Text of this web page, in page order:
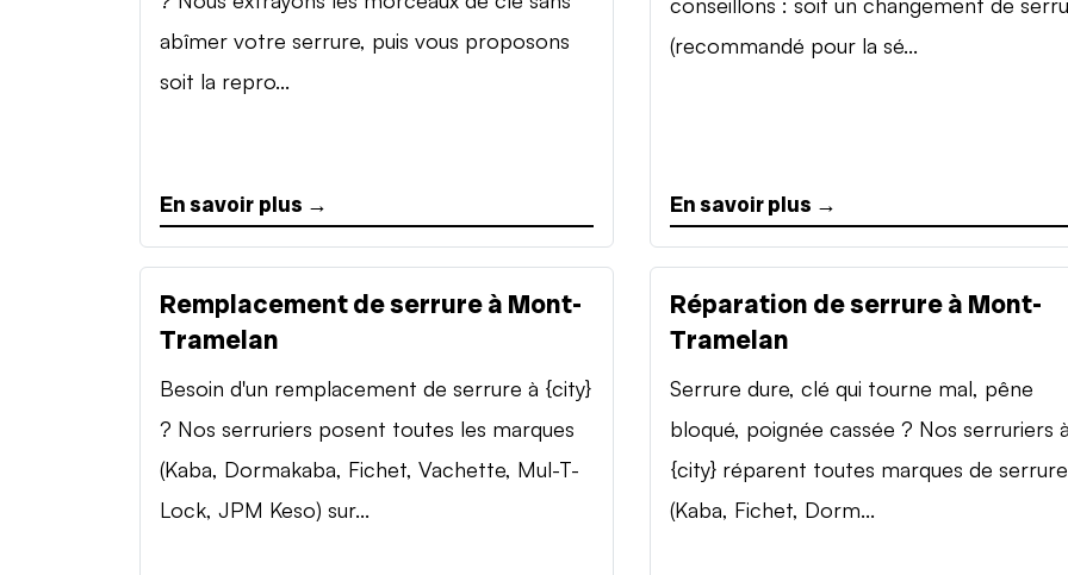
abîmer votre serrure, puis vous proposons
soit la repro...
En savoir plus →
(recommandé pour la sé...
En savoir plus →
Remplacement de serrure à Mont-
Tramelan
Besoin d'un remplacement de serrure à {city}
? Nos serruriers posent toutes les marques
(Kaba, Dormakaba, Fichet, Vachette, Mul-T-
Lock, JPM Keso) sur...
Réparation de serrure à Mont-
Tramelan
Serrure dure, clé qui tourne mal, pêne
bloqué, poignée cassée ? Nos serruriers
{city} réparent toutes marques de
(Kaba, Fichet, Dorm...